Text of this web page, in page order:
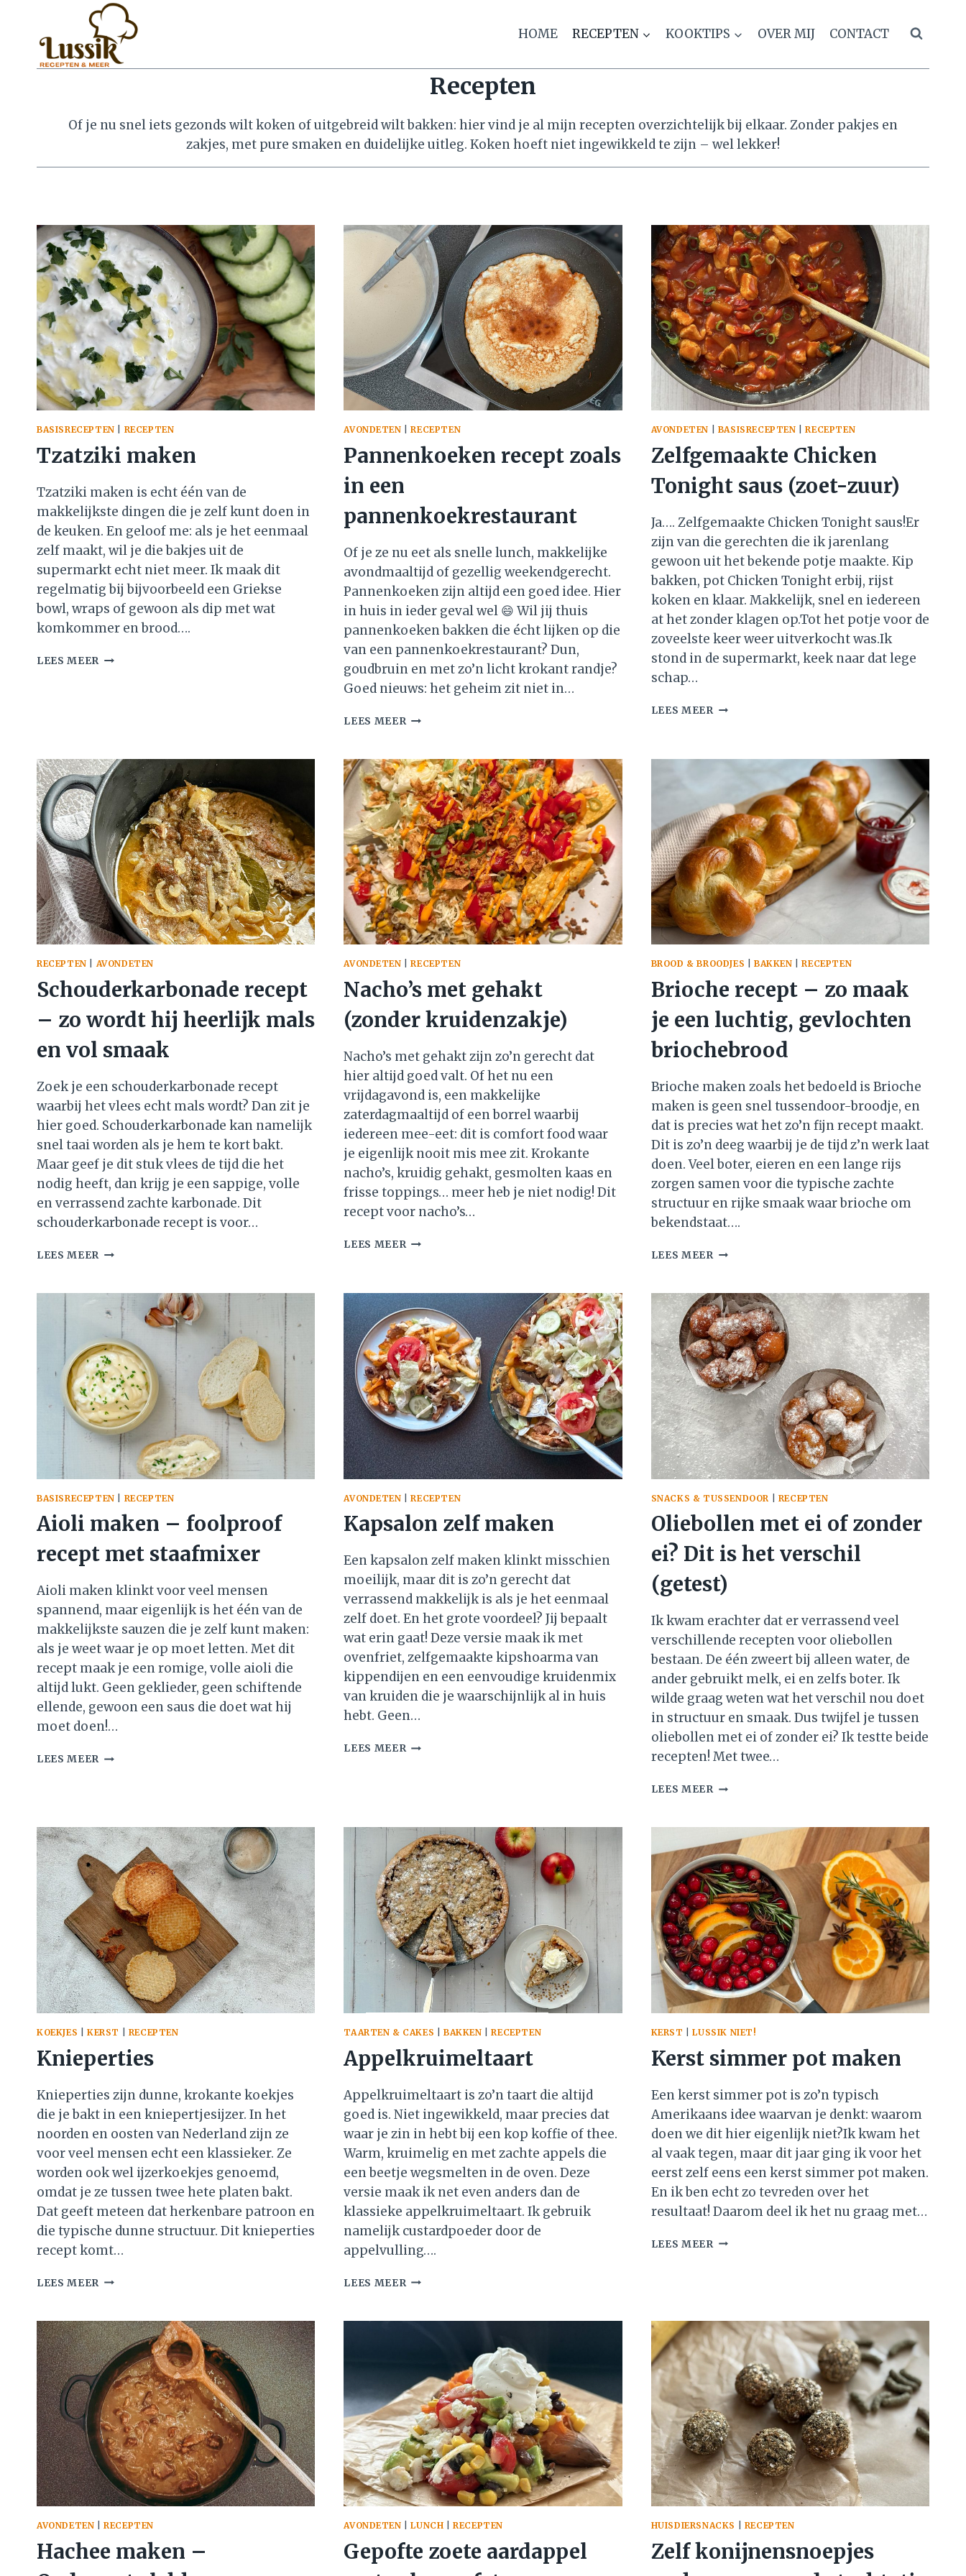
inhoud
HOME RECEPTEN KOOKTIPS OVER MIJ CONTACT
Recepten
Of je nu snel iets gezonds wilt koken of uitgebreid wilt bakken: hier vind je al mijn recepten overzichtelijk bij elkaar. Zonder pakjes en
zakjes, met pure smaken en duidelijke uitleg. Koken hoeft niet ingewikkeld te zijn – wel lekker!
BASISRECEPTEN RECEPTEN
Tzatziki maken
Tzatziki maken is echt één van de
makkelijkste dingen die je zelf kunt doen in
de keuken. En geloof me: als je het eenmaal
zelf maakt, wil je die bakjes uit de
supermarkt echt niet meer. Ik maak dit
regelmatig bij bijvoorbeeld een Griekse
bowl, wraps of gewoon als dip met wat
komkommer en brood….
LEES MEER TZATZIKI
AVONDETEN |RECEPTEN
Pannenkoeken recept zoals
in een
pannenkoekrestaurant
Of je ze nu eet als snelle lunch, makkelijke
avondmaaltijd of gezellig weekendgerecht.
Pannenkoeken zijn altijd een goed idee. Hier
in huis in ieder geval wel 😄 Wil jij thuis
pannenkoeken bakken die écht lijken op die
van een pannenkoekrestaurant? Dun,
goudbruin en met zo’n licht krokant randje?
Goed nieuws: het geheim zit niet in…
LEES MEER PANNENKOEKEN
IN
EEN
PANNENKOEKRESTAURANT
AVONDETEN BASISRECEPTEN |RECEPTEN
Zelfgemaakte Chicken
Tonight saus (zoet-zuur)
Ja…. Zelfgemaakte Chicken Tonight saus!Er
zijn van die gerechten die ik jarenlang
gewoon uit het bekende potje maakte. Kip
bakken, pot Chicken Tonight erbij, rijst
koken en klaar. Makkelijk, snel en iedereen
at het zonder klagen op.Tot het potje voor de
zoveelste keer weer uitverkocht was.Ik
stond in de supermarkt, keek naar dat lege
schap…
LEES MEER ZELFGEMAAKTE
RECEPTEN |AVONDETEN
Schouderkarbonade recept
– zo wordt hij heerlijk mals
en vol smaak
Zoek je een schouderkarbonade recept
waarbij het vlees echt mals wordt? Dan zit je
hier goed. Schouderkarbonade kan namelijk
snel taai worden als je hem te kort bakt.
Maar geef je dit stuk vlees de tijd die het
nodig heeft, dan krijg je een sappige, volle
en verrassend zachte karbonade. Dit
schouderkarbonade recept is voor…
LEES MEER SCHOUDERKARBONADE
ZO
WORDT
HEERLIJK
MALS
EN
VOL
SMAAK
AVONDETEN |RECEPTEN
Nacho’s met gehakt
(zonder kruidenzakje)
Nacho’s met gehakt zijn zo’n gerecht dat
hier altijd goed valt. Of het nu een
vrijdagavond is, een makkelijke
zaterdagmaaltijd of een borrel waarbij
iedereen mee-eet: dit is comfort food waar
je eigenlijk nooit mis mee zit. Krokante
nacho’s, kruidig gehakt, gesmolten kaas en
frisse toppings… meer heb je niet nodig! Dit
recept voor nacho’s…
LEES MEER NACHO’S
KRUIDENZAKJE)
BROOD & BROODJES BAKKEN |RECEPTEN
Brioche recept – zo maak
je een luchtig, gevlochten
briochebrood
Brioche maken zoals het bedoeld is Brioche
maken is geen snel tussendoor-broodje, en
dat is precies wat het zo’n fijn recept maakt.
Dit is zo’n deeg waarbij je de tijd z’n werk laat
doen. Veel boter, eieren en een lange rijs
zorgen samen voor die typische zachte
structuur en rijke smaak waar brioche om
bekendstaat….
LEES MEER BRIOCHE
ZO
MAAK
JE
EEN
LUCHTIG,
GEVLOCHTEN
BRIOCHEBROOD
BASISRECEPTEN RECEPTEN
Aioli maken – foolproof
recept met staafmixer
Aioli maken klinkt voor veel mensen
spannend, maar eigenlijk is het één van de
makkelijkste sauzen die je zelf kunt maken:
als je weet waar je op moet letten. Met dit
recept maak je een romige, volle aioli die
altijd lukt. Geen geklieder, geen schiftende
ellende, gewoon een saus die doet wat hij
moet doen!…
LEES MEER AIOLI
MET
STAAFMIXER
AVONDETEN |RECEPTEN
Kapsalon zelf maken
Een kapsalon zelf maken klinkt misschien
moeilijk, maar dit is zo’n gerecht dat
verrassend makkelijk is als je het eenmaal
zelf doet. En het grote voordeel? Jij bepaalt
wat erin gaat! Deze versie maak ik met
ovenfriet, zelfgemaakte kipshoarma van
kippendijen en een eenvoudige kruidenmix
van kruiden die je waarschijnlijk al in huis
hebt. Geen…
LEES MEER KAPSALON
SNACKS & TUSSENDOOR RECEPTEN
Oliebollen met ei of zonder
ei? Dit is het verschil
(getest)
Ik kwam erachter dat er verrassend veel
verschillende recepten voor oliebollen
bestaan. De één zweert bij alleen water, de
ander gebruikt melk, ei en zelfs boter. Ik
wilde graag weten wat het verschil nou doet
in structuur en smaak. Dus twijfel je tussen
oliebollen met ei of zonder ei? Ik testte beide
recepten! Met twee…
LEES MEER OLIEBOLLEN
ZONDER
EI?
DIT
IS
HET
VERSCHIL
(GETEST)
KOEKJES KERST RECEPTEN
Knieperties
Knieperties zijn dunne, krokante koekjes
die je bakt in een kniepertjesijzer. In het
noorden en oosten van Nederland zijn ze
voor veel mensen echt een klassieker. Ze
worden ook wel ijzerkoekjes genoemd,
omdat je ze tussen twee hete platen bakt.
Dat geeft meteen dat herkenbare patroon en
die typische dunne structuur. Dit knieperties
recept komt…
LEES MEER KNIEPERTIES
TAARTEN & CAKES |BAKKEN |RECEPTEN
Appelkruimeltaart
Appelkruimeltaart is zo’n taart die altijd
goed is. Niet ingewikkeld, maar precies dat
waar je zin in hebt bij een kop koffie of thee.
Warm, kruimelig en met zachte appels die
een beetje wegsmelten in de oven. Deze
versie maak ik net even anders dan de
klassieke appelkruimeltaart. Ik gebruik
namelijk custardpoeder door de
appelvulling….
LEES MEER APPELKRUIMELTAART
KERST |LUSSIK NIET!
Kerst simmer pot maken
Een kerst simmer pot is zo’n typisch
Amerikaans idee waarvan je denkt: waarom
doen we dit hier eigenlijk niet?Ik kwam het
al vaak tegen, maar dit jaar ging ik voor het
eerst zelf eens een kerst simmer pot maken.
En ik ben echt zo tevreden over het
resultaat! Daarom deel ik het nu graag met…
LEES MEER KERST
AVONDETEN |RECEPTEN
Hachee maken –
AVONDETEN |LUNCH |RECEPTEN
Gepofte zoete aardappel
HUISDIERSNACKS RECEPTEN
Zelf konijnensnoepjes